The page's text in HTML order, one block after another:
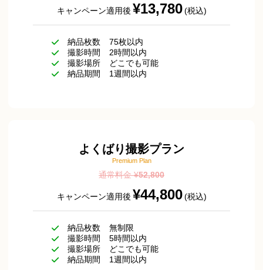
キャンペーン適用後 ¥13,780 (税込)
納品枚数
75枚以内
撮影時間
2時間以内
撮影場所
どこでも可能
納品期間
1週間以内
よくばり撮影プラン
Premium Plan
通常料金 ¥52,800
キャンペーン適用後 ¥44,800 (税込)
納品枚数
無制限
撮影時間
5時間以内
撮影場所
どこでも可能
納品期間
1週間以内